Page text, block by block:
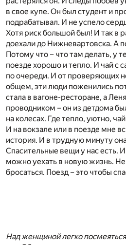
в свое купе. Он был студент и
подрабатывал. И не успело
Хотя риск большой был! И так в
доехали до Нижневартовска. А
Потому что – что там делать, у
поезде хорошо и тепло. И чай с
по очереди. И от проверяющих
общем, эти люди поженились
стала в вагоне-ресторане, а
проводником – он из детдома
на колесах. Где тепло, уютно,
И на вокзале или в поезде мне
история. И в трудную минуту
Спасительные вещи у нас есть.
можно уехать в новую жизнь. Не
бросаться. Поезд – это чтобы
Над женщиной легко